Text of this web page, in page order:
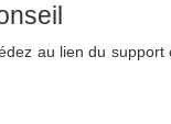
au lien du